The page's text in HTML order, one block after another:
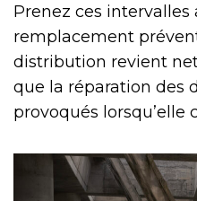
Prenez ces intervalles
remplacement
distribution revient
que la réparation des
provoqués lorsqu’elle